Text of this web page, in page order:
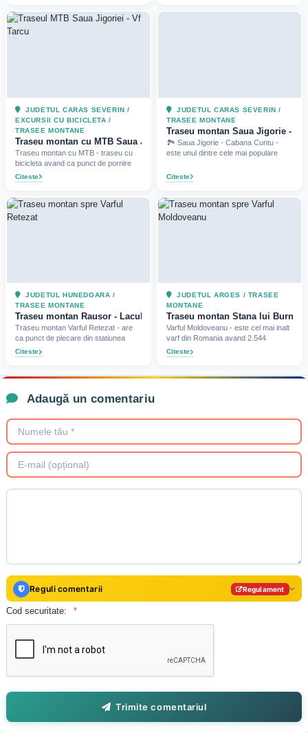
JUDETUL CARAS SEVERIN /
EXCURSII CU BICICLETA /
TRASEE MONTANE
Traseu montan cu MTB Saua Jigoriei - Vf Tarcu (2021)
Traseu montan cu MTB - traseu cu
bicicleta avand ca punct de pornire
Citeste
JUDETUL CARAS SEVERIN /
TRASEE MONTANE
Traseu montan Saua Jigorie -
🏞️ Saua Jigorie - Cabana Cuntu -
este unul dintre cele mai populare
Citeste
JUDETUL HUNEDOARA /
TRASEE MONTANE
Traseu montan Rausor - Lacul Stevia - Vf Retezat - Lolaia
Traseu montan Varful Retezat - are
ca punct de plecare din statiunea
Citeste
JUDETUL ARGES / TRASEE
MONTANE
Traseu montan Stana lui Burnei
Varful Moldoveanu - este cel mai inalt
varf din Romania avand 2.544
Citeste
Adaugă un comentariu
Reguli comentarii Regulament
Cod securitate:
Trimite comentariul